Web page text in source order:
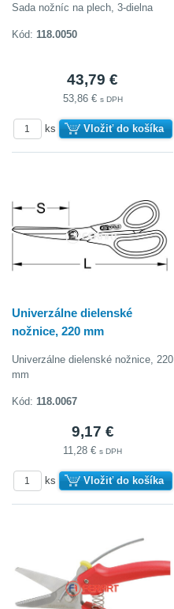
Sada nožníc na plech, 3-dielna
Kód: 118.0050
43,79 €
53,86 € s DPH
ks Vložiť do košíka
Univerzálne dielenské
nožnice, 220 mm
Univerzálne dielenské nožnice, 220
mm
Kód: 118.0067
9,17 €
11,28 €s DPH
ks Vložiť do košíka